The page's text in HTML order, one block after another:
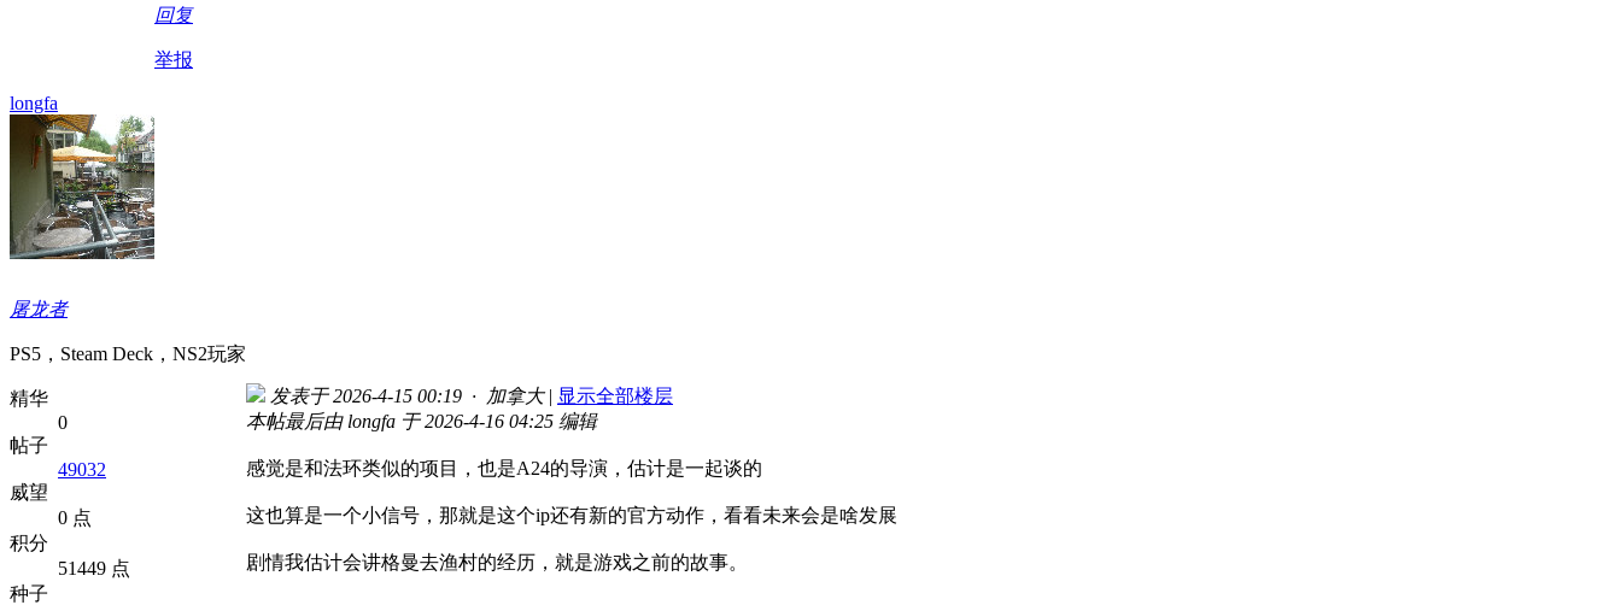
回复
举报
longfa
屠龙者
PS5，Steam Deck，NS2玩家
精华
0
帖子
49032
威望
0 点
积分
51449 点
种子
发表于 2026-4-15 00:19 · 加拿大 | 显示全部楼层
本帖最后由 longfa 于 2026-4-16 04:25 编辑
感觉是和法环类似的项目，也是A24的导演，估计是一起谈的
这也算是一个小信号，那就是这个ip还有新的官方动作，看看未来会是啥发展
剧情我估计会讲格曼去渔村的经历，就是游戏之前的故事。